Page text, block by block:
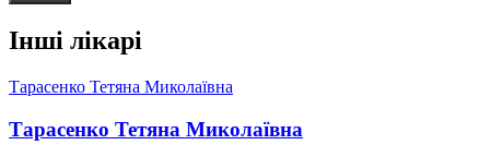
Інші лікарі
Тарасенко Тетяна Миколаївна
Тарасенко Тетяна Миколаївна